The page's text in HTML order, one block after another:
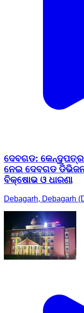
ଦେବଗଡ: କେନ୍ଦୁପତ୍ର
ନେଇ ଦେବଗଡ
ବିକ୍ଷୋଭ ଓ ଧାରଣା
Debagarh, Debagarh